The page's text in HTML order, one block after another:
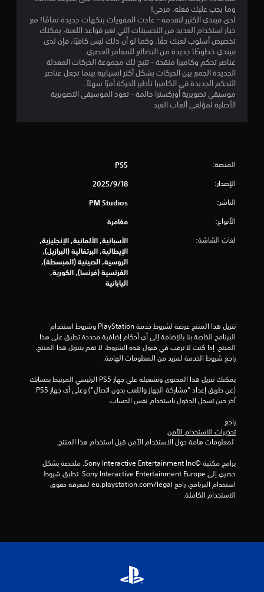
و
م
م
ن
ج
1
3
ن
ل
ي
ت
وما يجب عليك فعله. مرحى!
لدى فيندي الكثير لتقدمه - عادت المقويات بنكهات جديدة تمامًا! مع
خيار استخدام العديد من التحسينات التي تغير قواعد اللعبة، يمكنك
تخصيص أسلوب لعبك حقًا. وكما لو أن ذلك ليس كافيًا، فإن لدى
فيندي خطوطًا جديدة من البضائع للمغامر العصري.
عناصر تحكم وكاميرا منقحة - تتيح لك مجموعة الحركات المعدلة
الجديدة الجمع بين الحركات بشكل أكثر انسيابية بينما تجعل عناصر
التحكم الجديدة في الكاميرا تأطير الحركة أمرًا سهلاً.
موسيقى تصويرية أوركسترا حالمة - تعود الموسيقى التصويرية
الأصلية لمؤلفي ألعاب الفيد
المنصة: PS5
الإصدار: 18‏/9‏/2025
الناشر: PM Studios
الأنواع: مغامرة
لغات الشاشة:
الأسبانية, الألمانية, الإنجليزية,
الإيطالية, البرتغالية (البرازيل),
الروسية, الصينية (المبسطة),
الفرنسية (فرنسا), الكورية,
اليابانية
راجع شروط الخدمة لمزيد من المعلومات الهامة.
آخر حين تسجل الدخول باستخدام نفس الحساب.
راجع
تحذيرات الاستخدام الآمن
الاستخدام الكاملة.